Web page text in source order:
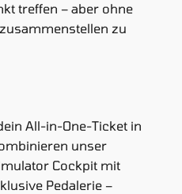
treffen – aber ohne
zu
All-in-One-Ticket in
unser
Cockpit mit
Pedalerie –